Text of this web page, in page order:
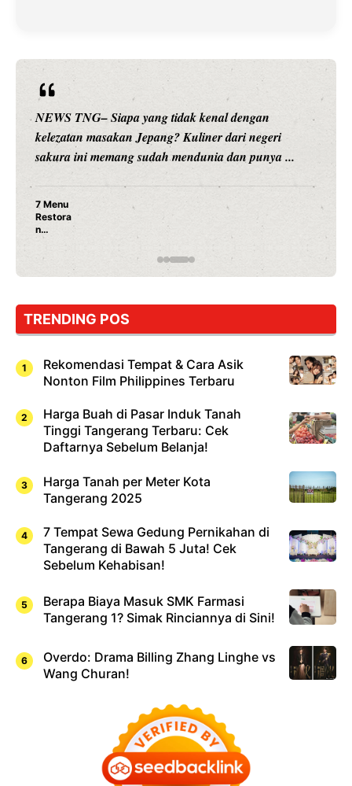
NEWS TNG– Siapa sangka, dua nama besar di dunia
hiburan, Nunung Srimulat dan Vicky Prasetyo, kini
merambah dunia kuliner dengan ...
Nunung Srimulat & Vicky Prasetyo Buka Restoran
Rahasia Mami Bikin Nagih!
TRENDING POS
Rekomendasi Tempat & Cara Asik
Nonton Film Philippines Terbaru
Harga Buah di Pasar Induk Tanah
Tinggi Tangerang Terbaru: Cek
Daftarnya Sebelum Belanja!
Harga Tanah per Meter Kota
Tangerang 2025
7 Tempat Sewa Gedung Pernikahan di
Tangerang di Bawah 5 Juta! Cek
Sebelum Kehabisan!
Berapa Biaya Masuk SMK Farmasi
Tangerang 1? Simak Rinciannya di Sini!
Overdo: Drama Billing Zhang Linghe vs
Wang Churan!